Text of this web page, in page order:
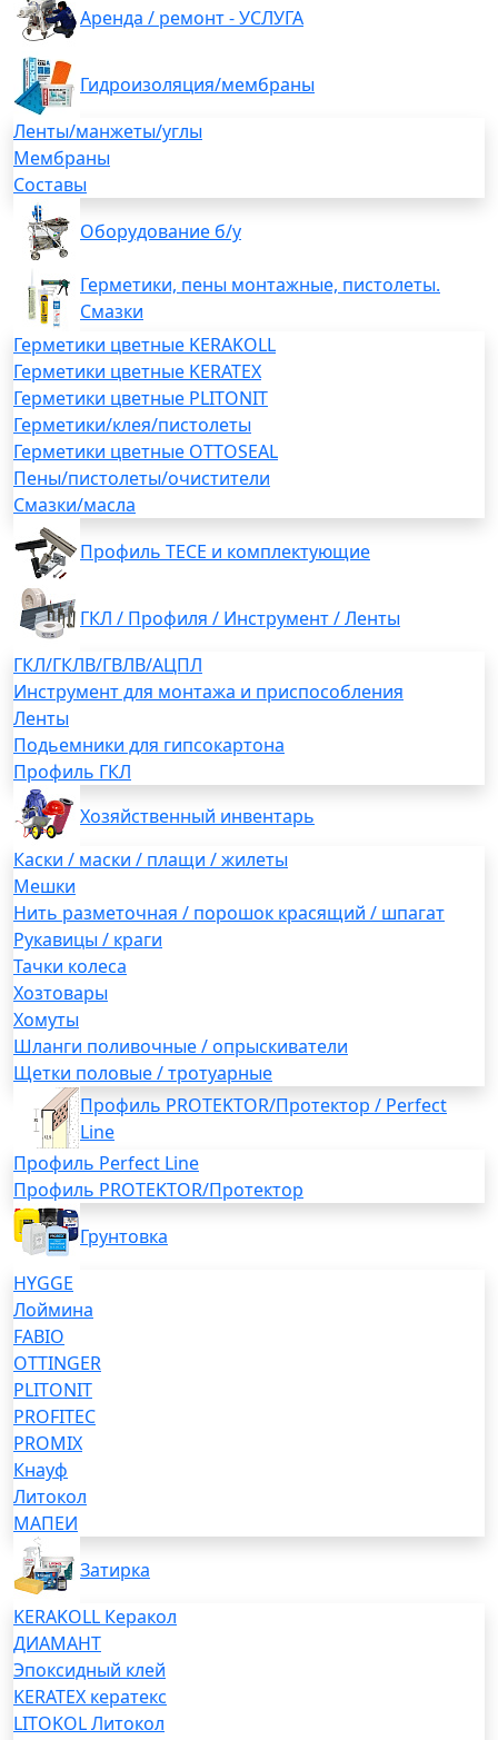
Аренда / ремонт - УСЛУГА
Гидроизоляция/мембраны
Ленты/манжеты/углы
Мембраны
Составы
Оборудование б/у
Герметики, пены монтажные, пистолеты.
Смазки
Герметики цветные KERAKOLL
Герметики цветные KERATEX
Герметики цветные PLITONIT
Герметики/клея/пистолеты
Герметики цветные OTTOSEAL
Пены/пистолеты/очистители
Смазки/масла
Профиль TECE и комплектующие
ГКЛ / Профиля / Инструмент / Ленты
ГКЛ/ГКЛВ/ГВЛВ/АЦПЛ
Инструмент для монтажа и приспособления
Ленты
Подьемники для гипсокартона
Профиль ГКЛ
Хозяйственный инвентарь
Каски / маски / плащи / жилеты
Мешки
Нить разметочная / порошок красящий / шпагат
Рукавицы / краги
Тачки колеса
Хозтовары
Хомуты
Шланги поливочные / опрыскиватели
Щетки половые / тротуарные
Профиль PROTEKTOR/Протектор / Perfect
Line
Профиль Perfect Line
Профиль PROTEKTOR/Протектор
Грунтовка
HYGGE
Лоймина
FABIO
OTTINGER
PLITONIT
PROFITEC
PROMIX
Кнауф
Литокол
МАПЕИ
Затирка
KERAKOLL Керакол
ДИАМАНТ
Эпоксидный клей
KERATEX кератекс
LITOKOL Литокол